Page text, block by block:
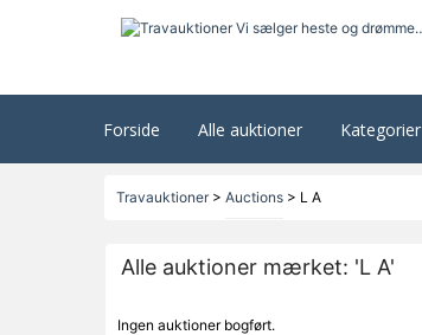
Forside Alle auktioner Kategorier
Travauktioner> Auctions> L A
Alle auktioner mærket: 'L A'
Ingen auktioner bogført.